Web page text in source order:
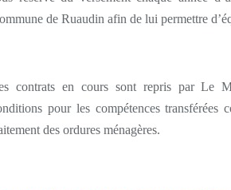
de Ruaudin afin de lui permettre
contrats en cours sont repris par Le
pour les compétences
des ordures ménagères.